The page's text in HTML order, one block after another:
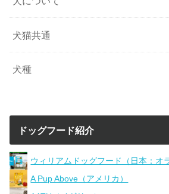
犬猫共通
犬種
ドッグフード紹介
ウィリアムドッグフード（日本：オ
A Pup Above（アメリカ）